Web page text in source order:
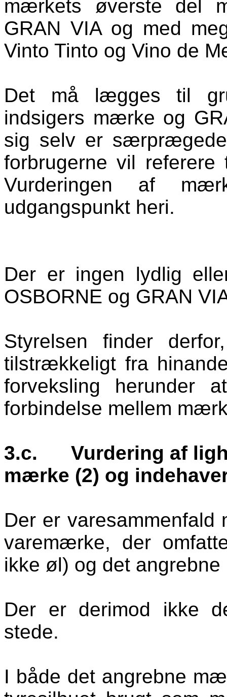
mærkets øverste del
GRAN VIA og med
Vinto Tinto og Vino de
Det må lægges til
indsigers mærke og
sig selv er
forbrugerne vil
Vurderingen af
udgangspunkt heri.
Der er ingen lydlig
OSBORNE og GRAN
Styrelsen finder
tilstrækkeligt fra
forveksling herunder
forbindelse mellem
3.c.
Vurdering af
mærke (2) og
Der er varesammenfald
varemærke, der
ikke øl) og det
Der er derimod ikke
stede.
I både det angrebne